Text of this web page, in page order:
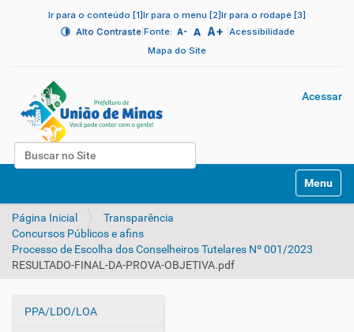
Ir para o conteúdo [1]Ir para o menu [2]Ir para o rodapé [3]
Alto Contraste| Fonte: A- A A+ Acessibilidade
Mapa do Site
Busca
Acessar
v
Toggle
Página Inicial
Transparência
Concursos Públicos e afins
Processo de Escolha dos Conselheiros Tutelares Nº 001/2023
RESULTADO-FINAL-DA-PROVA-OBJETIVA.pdf
N
PPA/LDO/LOA